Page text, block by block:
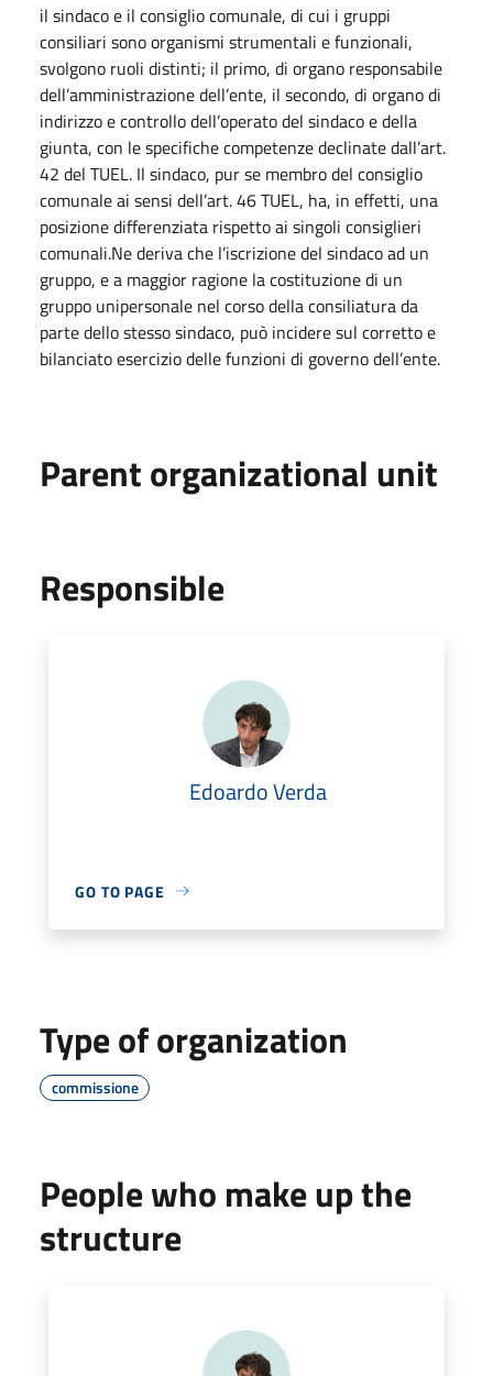
il sindaco e il consiglio comunale, di cui i gruppi
consiliari sono organismi strumentali e funzionali,
svolgono ruoli distinti; il primo, di organo responsabile
dell’amministrazione dell’ente, il secondo, di organo di
indirizzo e controllo dell’operato del sindaco e della
giunta, con le specifiche competenze declinate dall’art.
42 del TUEL. Il sindaco, pur se membro del consiglio
comunale ai sensi dell’art. 46 TUEL, ha, in effetti, una
posizione differenziata rispetto ai singoli consiglieri
comunali.Ne deriva che l’iscrizione del sindaco ad un
gruppo, e a maggior ragione la costituzione di un
gruppo unipersonale nel corso della consiliatura da
parte dello stesso sindaco, può incidere sul corretto e
bilanciato esercizio delle funzioni di governo dell’ente.
Parent organizational unit
Responsible
Edoardo Verda
GO TO PAGE
Type of organization
commissione
People who make up the
structure